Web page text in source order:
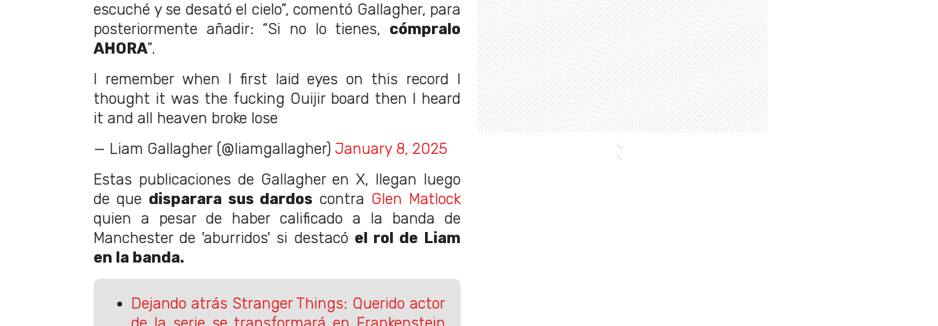
escuché y se desató el cielo”, comentó Gallagher, para
posteriormente añadir: “Si no lo tienes, cómpralo
AHORA”.
I remember when I first laid eyes on this record I
thought it was the fucking Ouijir board then I heard
it and all heaven broke lose
— Liam Gallagher (@liamgallagher) January 8, 2025
Estas publicaciones de Gallagher en X, llegan luego
de que disparara sus dardos contra Glen Matlock
quien a pesar de haber calificado a la banda de
Manchester de 'aburridos' si destacó el rol de Liam
en la banda.
Dejando atrás Stranger Things: Querido actor